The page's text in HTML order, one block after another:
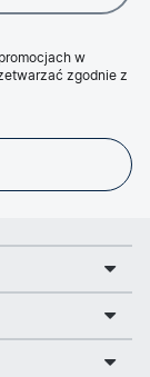
w
zgodnie z